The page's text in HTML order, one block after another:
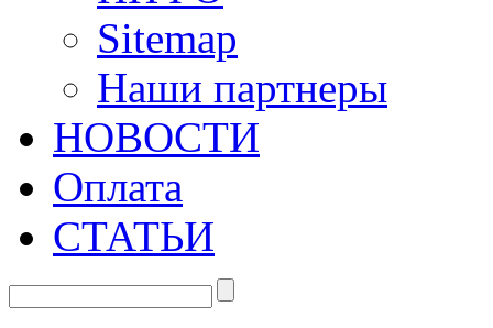
Sitemap
Наши партнеры
НОВОСТИ
Оплата
СТАТЬИ